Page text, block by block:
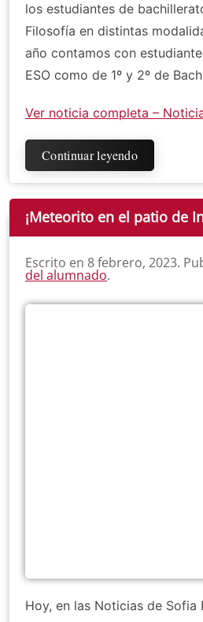
los estudiantes de
Filosofía en distintas
año contamos con
ESO como de 1º y 2º de
Ver noticia completa –
Continuar leyendo
¡Meteorito en el patio de
Escrito en 8 febrero, 2023.
del alumnado.
Hoy, en las Noticias de